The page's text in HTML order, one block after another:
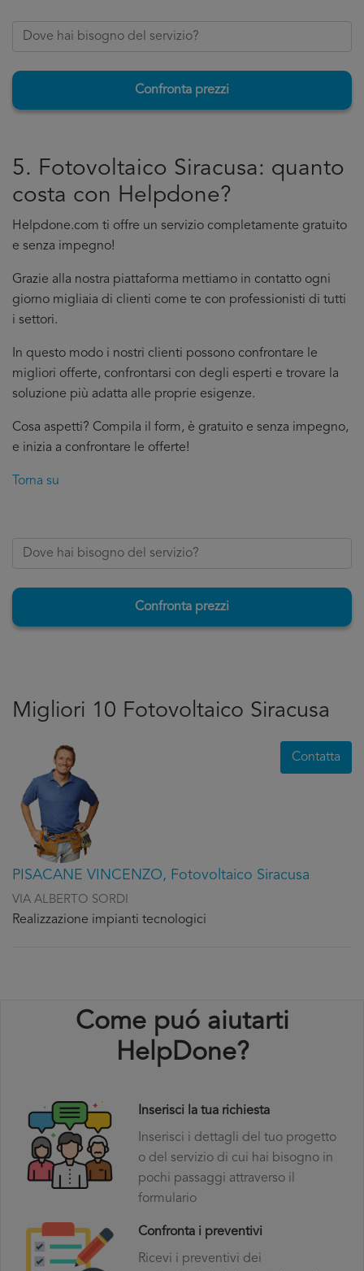
Confronta prezzi
5. Fotovoltaico Siracusa: quanto
costa con Helpdone?
Helpdone.com ti offre un servizio completamente gratuito
e senza impegno!
Grazie alla nostra piattaforma mettiamo in contatto ogni
giorno migliaia di clienti come te con professionisti di tutti
i settori.
In questo modo i nostri clienti possono confrontare le
migliori offerte, confrontarsi con degli esperti e trovare la
soluzione più adatta alle proprie esigenze.
Cosa aspetti? Compila il form, è gratuito e senza impegno,
e inizia a confrontare le offerte!
Torna su
Confronta prezzi
Migliori 10 Fotovoltaico Siracusa
PISACANE VINCENZO, Fotovoltaico Siracusa
VIA ALBERTO SORDI
Realizzazione impianti tecnologici
Contatta
Come puó aiutarti
HelpDone?
Inserisci la tua richiesta
Inserisci i dettagli del tuo progetto
o del servizio di cui hai bisogno in
pochi passaggi attraverso il
formulario
Confronta i preventivi
Ricevi i preventivi dei